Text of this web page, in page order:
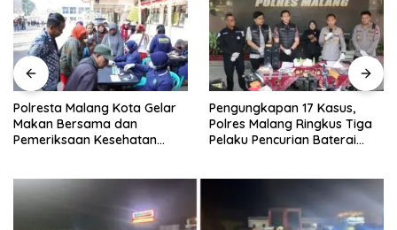
Polresta Malang Kota Gelar
Makan Bersama dan
Pemeriksaan Kesehatan
Pengungkapan 17 Kasus,
Polres Malang Ringkus Tiga
Pelaku Pencurian Baterai